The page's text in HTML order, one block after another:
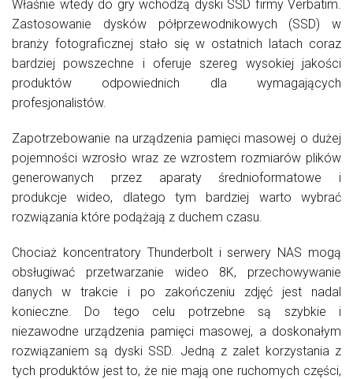
Właśnie wtedy do gry wchodzą dyski SSD firmy Verbatim.
Zastosowanie dysków półprzewodnikowych (SSD) w
branży fotograficznej stało się w ostatnich latach coraz
bardziej powszechne i oferuje szereg wysokiej jakości
produktów odpowiednich dla wymagających
profesjonalistów.
Zapotrzebowanie na urządzenia pamięci masowej o dużej
pojemności wzrosło wraz ze wzrostem rozmiarów plików
generowanych przez aparaty średnioformatowe i
produkcje wideo, dlatego tym bardziej warto wybrać
rozwiązania które podążają z duchem czasu.
Chociaż koncentratory Thunderbolt i serwery NAS mogą
obsługiwać przetwarzanie wideo 8K, przechowywanie
danych w trakcie i po zakończeniu zdjęć jest nadal
konieczne. Do tego celu potrzebne są szybkie i
niezawodne urządzenia pamięci masowej, a doskonałym
rozwiązaniem są dyski SSD. Jedną z zalet korzystania z
tych produktów jest to, że nie mają one ruchomych części,